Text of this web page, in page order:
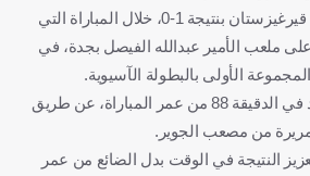
وفاز "الأخضر الأولمبي" على قيرغيزستان بنتيجة 1-0، خلال المباراة التي
على ملعب الأمير عبدالله الفيصل بجدة، في
الأولى بالبطولة الآسيوية.
وجاء الهدف السعودي الوحيد في الدقيقة 88 من عمر المباراة، عن طريق
من مصعب الجوير.
النتيجة في الوقت بدل الضائع من عمر